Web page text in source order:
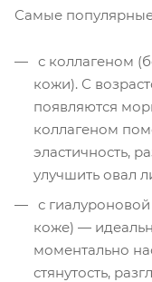
Самые
с коллагеном
кожи). С
появляются
коллагеном
эластичность,
улучшить овал
с
коже) —
моментально
стянутость,